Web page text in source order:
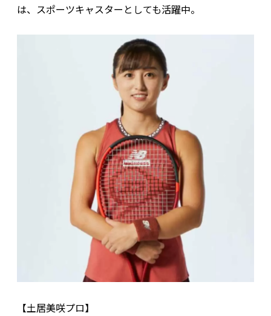
は、スポーツキャスターとしても活躍中。
【土居美咲プロ】